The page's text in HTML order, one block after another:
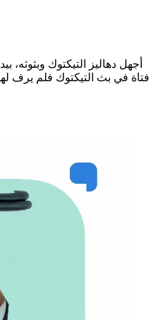
فتاة في بث التيكتوك فلم يرف